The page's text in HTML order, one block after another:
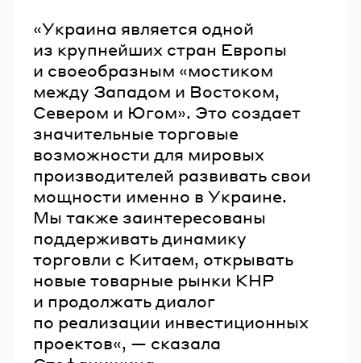
«Украина является одной
из крупнейших стран Европы
и своеобразным «мостиком
между Западом и Востоком,
Севером и Югом». Это создает
значительные торговые
возможности для мировых
производителей развивать свои
мощности именно в Украине.
Мы также заинтересованы
поддерживать динамику
торговли с Китаем, открывать
новые товарные рынки КНР
и продолжать диалог
по реализации инвестиционных
проектов«, — сказала